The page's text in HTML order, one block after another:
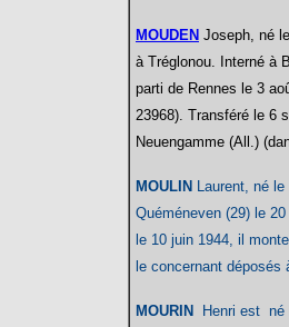
MOUDEN Joseph, né
à Tréglonou. Interné à
parti de Rennes le 3
23968). Transféré le 6
Neuengamme (All.)
MOULIN Laurent, né
Quéméneven (29) le
le 10 juin 1944, il
le concernant déposés
MOURIN Henri est né